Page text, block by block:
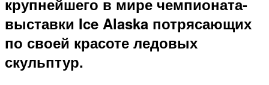
выставки Ice Alaska потрясающих
по своей красоте ледовых
скульптур.